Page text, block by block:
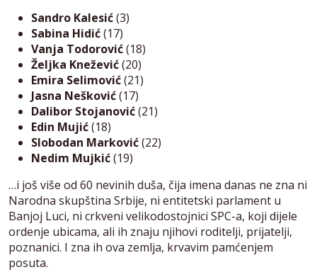
Sandro Kalesić(3)
Sabina Hidić(17)
Vanja Todorović(18)
Željka Knežević(20)
Emira Selimović(21)
Jasna Nešković(17)
Dalibor Stojanović(21)
Edin Mujić(18)
Slobodan Marković(22)
Nedim Mujkić(19)
…i još više od 60 nevinih duša, čija imena danas ne zna ni
Narodna skupština Srbije, ni entitetski parlament u
Banjoj Luci, ni crkveni velikodostojnici SPC-a, koji dijele
ordenje ubicama, ali ih znaju njihovi roditelji, prijatelji,
poznanici. I zna ih ova zemlja, krvavim pamćenjem
posuta.